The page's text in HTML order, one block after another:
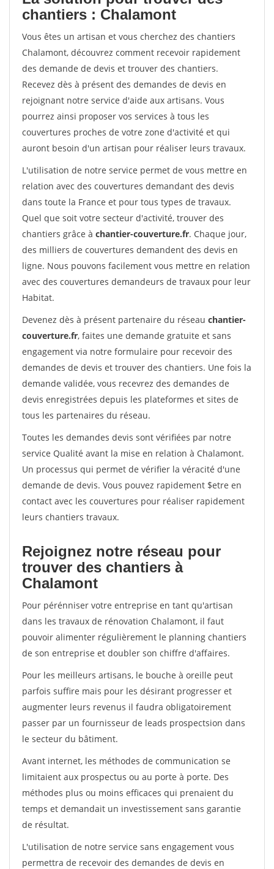
chantiers : Chalamont
Vous êtes un artisan et vous cherchez des chantiers
Chalamont, découvrez comment recevoir rapidement
des demande de devis et trouver des chantiers.
Recevez dès à présent des demandes de devis en
rejoignant notre service d'aide aux artisans. Vous
pourrez ainsi proposer vos services à tous les
couvertures proches de votre zone d'activité et qui
auront besoin d'un artisan pour réaliser leurs travaux.
L'utilisation de notre service permet de vous mettre en
relation avec des couvertures demandant des devis
dans toute la France et pour tous types de travaux.
Quel que soit votre secteur d'activité, trouver des
chantiers grâce à chantier-couverture.fr. Chaque jour,
des milliers de couvertures demandent des devis en
ligne. Nous pouvons facilement vous mettre en relation
avec des couvertures demandeurs de travaux pour leur
Habitat.
Devenez dès à présent partenaire du réseau chantier-
couverture.fr, faites une demande gratuite et sans
engagement via notre formulaire pour recevoir des
demandes de devis et trouver des chantiers. Une fois la
demande validée, vous recevrez des demandes de
devis enregistrées depuis les plateformes et sites de
tous les partenaires du réseau.
Toutes les demandes devis sont vérifiées par notre
service Qualité avant la mise en relation à Chalamont.
Un processus qui permet de vérifier la véracité d'une
demande de devis. Vous pouvez rapidement $etre en
contact avec les couvertures pour réaliser rapidement
leurs chantiers travaux.
Rejoignez notre réseau pour
trouver des chantiers à
Chalamont
Pour pérénniser votre entreprise en tant qu'artisan
dans les travaux de rénovation Chalamont, il faut
pouvoir alimenter régulièrement le planning chantiers
de son entreprise et doubler son chiffre d'affaires.
Pour les meilleurs artisans, le bouche à oreille peut
parfois suffire mais pour les désirant progresser et
augmenter leurs revenus il faudra obligatoirement
passer par un fournisseur de leads prospectsion dans
le secteur du bâtiment.
Avant internet, les méthodes de communication se
limitaient aux prospectus ou au porte à porte. Des
méthodes plus ou moins efficaces qui prenaient du
temps et demandait un investissement sans garantie
de résultat.
L'utilisation de notre service sans engagement vous
permettra de recevoir des demandes de devis en